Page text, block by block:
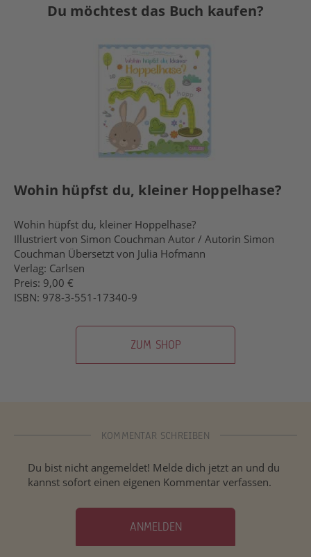
Du möchtest das Buch kaufen?
Wohin hüpfst du, kleiner Hoppelhase?
Wohin hüpfst du, kleiner Hoppelhase?
Illustriert von Simon Couchman Autor / Autorin Simon
Couchman Übersetzt von Julia Hofmann
Verlag: Carlsen
Preis: 9,00 €
ISBN: 978-3-551-17340-9
ZUM SHOP
KOMMENTAR SCHREIBEN
Du bist nicht angemeldet! Melde dich jetzt an und du
kannst sofort einen eigenen Kommentar verfassen.
ANMELDEN